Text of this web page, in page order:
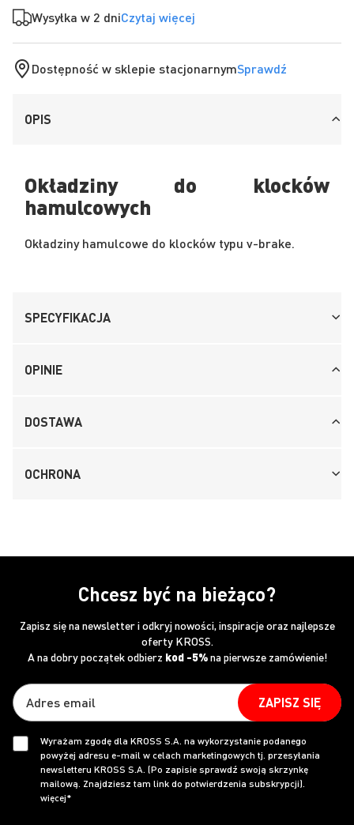
Wysyłka w 2 dniCzytaj więcej
Dostępność w sklepie stacjonarnymSprawdź
OPIS
Okładziny do klocków
hamulcowych
Okładziny hamulcowe do klocków typu v-brake.
SPECYFIKACJA
OPINIE
DOSTAWA
OCHRONA
Chcesz być na bieżąco?
Zapisz się na newsletter i odkryj nowości, inspiracje oraz najlepsze
oferty KROSS.
A na dobry początek odbierz kod -5%na pierwsze zamówienie!
ZAPISZ SIĘ
Wyrażam zgodę dla KROSS S.A. na wykorzystanie podanego
powyżej adresu e-mail w celach marketingowych tj. przesyłania
newsletteru KROSS S.A. (Po zapisie sprawdź swoją skrzynkę
mailową. Znajdziesz tam link do potwierdzenia subskrypcji).
więcej*